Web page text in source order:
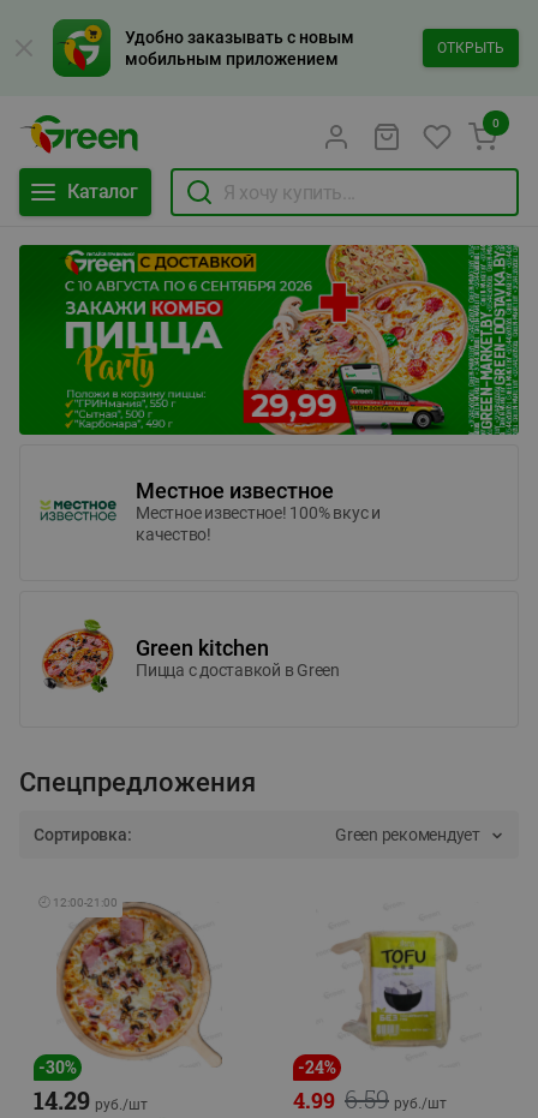
Удобно заказывать с новым
мобильным приложением
ОТКРЫТЬ
Каталог
0
Местное известное
Местное известное! 100% вкус и
качество!
Green kitchen
Пицца c доставкой в Green
Спецпредложения
Сортировка: Green рекомендует
🕘 12:00-21:00
-30%
14.29 руб./шт
-24%
6.59
4.99 руб./шт